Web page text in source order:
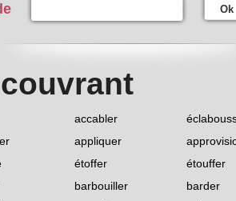
Ok
couvrant
accabler
appliquer
étoffer étouffer
barbouiller barder